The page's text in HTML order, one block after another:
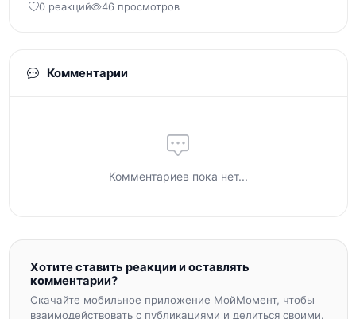
0 реакций 46 просмотров
Комментарии
Комментариев пока нет...
Хотите ставить реакции и оставлять
комментарии?
Скачайте мобильное приложение МойМомент, чтобы
взаимодействовать с публикациями и делиться своими.